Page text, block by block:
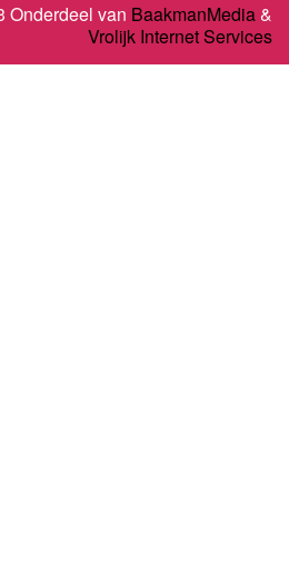
Onderdeel van BaakmanMedia&
Vrolijk Internet Services